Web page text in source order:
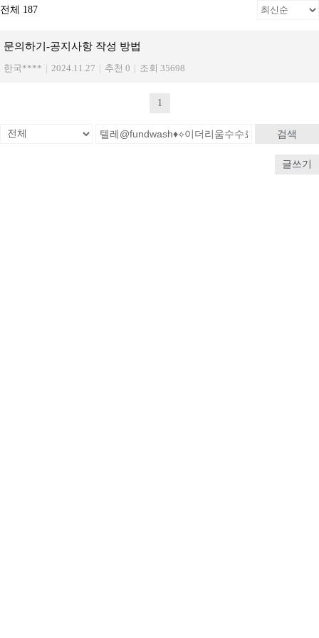
전체 187
문의하기-공지사항 작성 방법
한국**** | 2024.11.27 | 추천 0 | 조회 35698
1
검색
글쓰기